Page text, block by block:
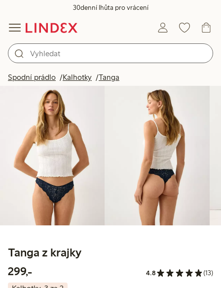
30denní lhůta pro vrácení
Spodní prádlo Kalhotky Tanga
Tanga z krajky
299,-299,00 Kč 4.8 (13)